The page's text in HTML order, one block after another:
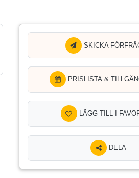
SKICKA
PRISLISTA &
LÄGG TILL I
DELA